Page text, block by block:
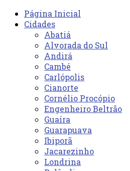
Página Inicial
Cidades
Abatiá
Alvorada do Sul
Andirá
Cambé
Carlópolis
Cianorte
Cornélio Procópio
Engenheiro Beltrão
Guaíra
Guarapuava
Ibiporã
Jacarezinho
Londrina